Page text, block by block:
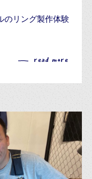
のリング製作体験
read more